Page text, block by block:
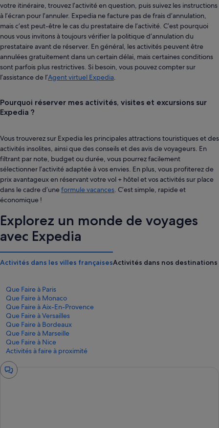
votre itinéraire, trouvez l’activité en question, puis suivez les instructions
à l’écran pour l’annuler. Expedia ne facture pas de frais d’annulation,
mais c’est peut-être le cas du prestataire de l’activité. C’est pourquoi
nous vous invitons à toujours vérifier la politique d’annulation du
prestataire avant de réserver. En général, les activités peuvent être
annulées gratuitement dans un certain délai, mais certaines conditions
sont parfois plus restrictives. Si besoin, vous pouvez compter sur
l’assistance de l’Agent virtuel Expedia
Pourquoi réserver mes activités, visites et excursions sur
Expedia ?
Vous trouverez sur Expedia les principales attractions touristiques et des
activités insolites, ainsi que des conseils et des avis de voyageurs. En
filtrant par note, budget ou durée, vous pourrez facilement
sélectionner l’activité adaptée à vos envies. En plus, vous profiterez de
prix avantageux en réservant votre vol + hôtel et vos activités sur place
dans le cadre d’uneformule vacances . C’est simple, rapide et
économique !
Explorez un monde de voyages
avec Expedia
Activités dans les villes françaisesActivités dans nos
Que Faire à Paris
Que Faire à Monaco
Que Faire à Aix-En-Provence
Que Faire à Versailles
Que Faire à Bordeaux
Que Faire à Marseille
Que Faire à Nice
Activités à faire à proximité
Fenêtre
de